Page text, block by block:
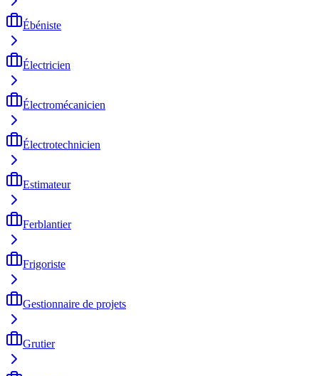
Ébéniste
Électricien
Électromécanicien
Électrotechnicien
Estimateur
Ferblantier
Frigoriste
Gestionnaire de projets
Grutier